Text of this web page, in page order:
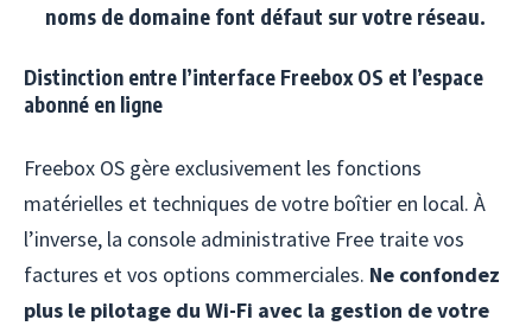
noms de domaine font défaut sur votre réseau.
Distinction entre l’interface Freebox OS et l’espace
abonné en ligne
Freebox OS gère exclusivement les fonctions
matérielles et techniques de votre boîtier en local. À
l’inverse, la console administrative Free traite vos
factures et vos options commerciales. Ne confondez
plus le pilotage du Wi-Fi avec la gestion de votre